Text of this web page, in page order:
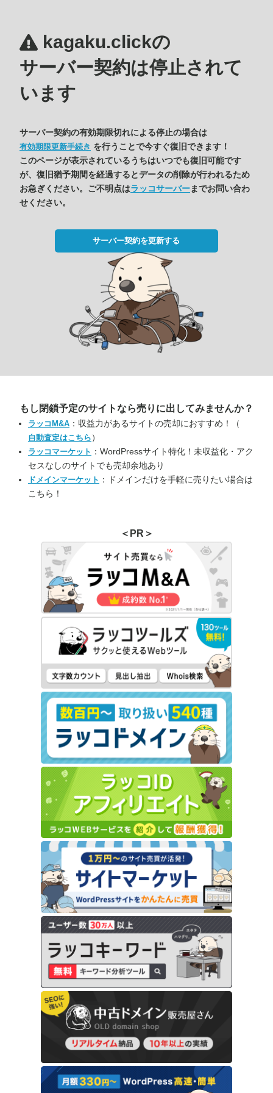
kagaku.clickの
サーバー契約は停止されて
います
サーバー契約の有効期限切れによる停止の場合は
有効期限更新手続き を行うことで今すぐ復旧できます！
このページが表示されているうちはいつでも復旧可能です
が、復旧猶予期間を経過するとデータの削除が行われるため
お急ぎください。ご不明点はラッコサーバーまでお問い合わ
せください。
サーバー契約を更新する
もし閉鎖予定のサイトなら売りに出してみませんか？
ラッコM&A ：収益力があるサイトの売却におすすめ！（
自動査定はこちら ）
ラッコマーケット ：WordPressサイト特化！未収益化・アク
セスなしのサイトでも売却余地あり
ドメインマーケット ：ドメインだけを手軽に売りたい場合は
こちら！
＜PR＞